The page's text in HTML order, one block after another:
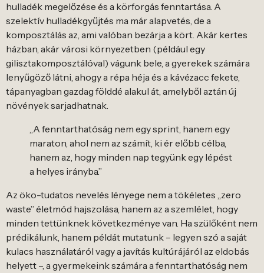
hulladék megelőzése és a körforgás fenntartása. A
szelektív hulladékgyűjtés ma már alapvetés, de a
komposztálás az, ami valóban bezárja a kört. Akár kertes
házban, akár városi környezetben (például egy
gilisztakomposztálóval) vágunk bele, a gyerekek számára
lenyűgöző látni, ahogy a répa héja és a kávézacc fekete,
tápanyagban gazdag földdé alakul át, amelyből aztán új
növények sarjadhatnak.
„A fenntarthatóság nem egy sprint, hanem egy
maraton, ahol nem az számít, ki ér előbb célba,
hanem az, hogy minden nap tegyünk egy lépést
a helyes irányba.”
Az öko-tudatos nevelés lényege nem a tökéletes „zero
waste” életmód hajszolása, hanem az a szemlélet, hogy
minden tettünknek következménye van. Ha szülőként nem
prédikálunk, hanem példát mutatunk – legyen szó a saját
kulacs használatáról vagy a javítás kultúrájáról az eldobás
helyett –, a gyermekeink számára a fenntarthatóság nem